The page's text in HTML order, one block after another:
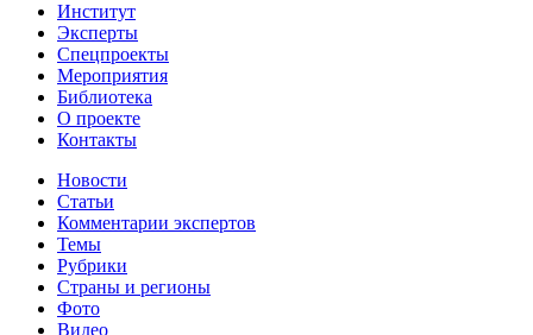
Институт
Эксперты
Спецпроекты
Мероприятия
Библиотека
О проекте
Контакты
Новости
Статьи
Комментарии экспертов
Темы
Рубрики
Страны и регионы
Фото
Видео